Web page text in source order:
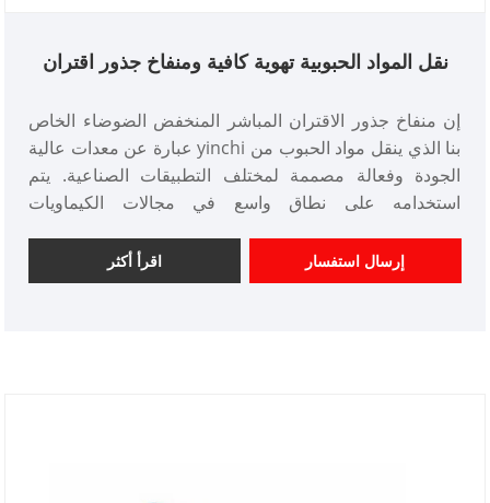
نقل المواد الحبوبية تهوية كافية ومنفاخ جذور اقتران
إن منفاخ جذور الاقتران المباشر المنخفض الضوضاء الخاص
بنا الذي ينقل مواد الحبوب من yinchi عبارة عن معدات عالية
الجودة وفعالة مصممة لمختلف التطبيقات الصناعية. يتم
استخدامه على نطاق واسع في مجالات الكيماويات
أدائها الموثوق به وجودتها الممتازة.
اقرأ أكثر إرسال استفسار